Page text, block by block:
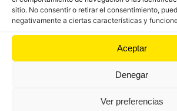
sitio. No consentir o retirar el consentimiento,
negativamente a ciertas características y
Aceptar
Denegar
Ver preferencias
seco, mas em condições
da bicicleta sofrerá muito com a
Depois de passarmos por várias
atravessamos o rio Tera, a partir
se desenvolve durante
paralelamente à margem direita